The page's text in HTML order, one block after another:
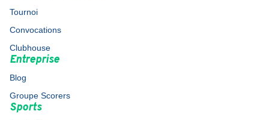
Tournoi
Convocations
Clubhouse
Entreprise
Blog
Groupe Scorers
Sports